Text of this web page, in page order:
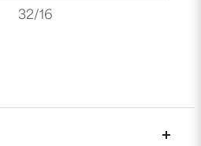
32/16